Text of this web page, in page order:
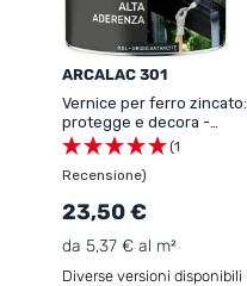
ARCALAC 301
Vernice per ferro zincato:
protegge e decora -
ARCALAC 301 (1
Recensione)
23,50 €
da 5,37 € al m²
Diverse versioni disponibili